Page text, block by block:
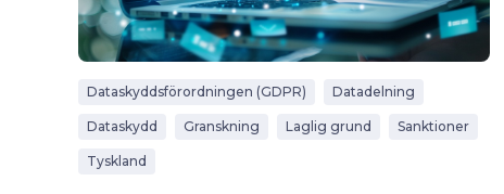
Dataskyddsförordningen (GDPR) Datadelning
Dataskydd Granskning Laglig grund Sanktioner
Tyskland